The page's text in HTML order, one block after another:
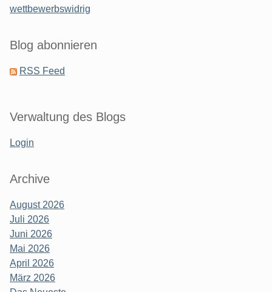
wettbewerbswidrig
Blog abonnieren
RSS Feed
Verwaltung des Blogs
Login
Archive
August 2026
Juli 2026
Juni 2026
Mai 2026
April 2026
März 2026